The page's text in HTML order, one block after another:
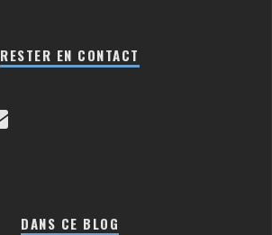
RESTER EN CONTACT
DANS CE BLOG